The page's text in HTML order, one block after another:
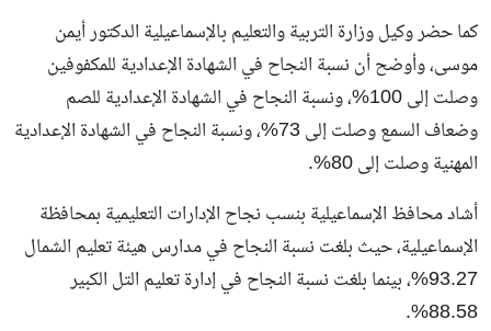
كما حضر وكيل وزارة التربية والتعليم بالإسماعيلية الدكتور أيمن
موسى، وأوضح أن نسبة النجاح في الشهادة الإعدادية للمكفوفين
وصلت إلى 100%، ونسبة النجاح في الشهادة الإعدادية للصم
وضعاف السمع وصلت إلى 73%، ونسبة النجاح في الشهادة الإعدادية
المهنية وصلت إلى 80%.
أشاد محافظ الإسماعيلية بنسب نجاح الإدارات التعليمية بمحافظة
الإسماعيلية، حيث بلغت نسبة النجاح في مدارس هيئة تعليم الشمال
93.27%، بينما بلغت نسبة النجاح في إدارة تعليم التل الكبير
88.58%.